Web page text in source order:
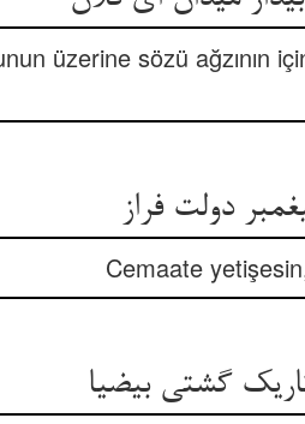
üzerine sözü ağzının
دولت فراز
Cemaate
گشتی بی‏ضیا